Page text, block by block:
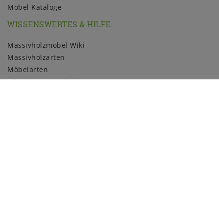
Möbel Kataloge
WISSENSWERTES & HILFE
Massivholzmöbel Wiki
Massivholzarten
Möbelarten
Pflege und Kundendienst